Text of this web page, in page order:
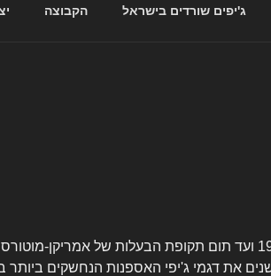
ג'יפים שורדים בישראל הקבוצה
משנת 1970 ועד תום תקופת הבעלות של אמריקן-
את דגמי ג'יפי האספנות הנחשקים